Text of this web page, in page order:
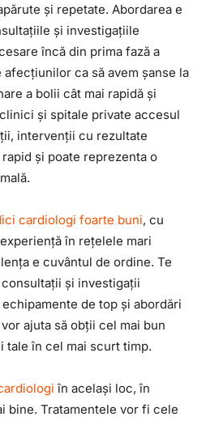
și repetate. Abordarea e
și investigațiile
încă din prima fază a
ca să avem șanse la
a bolii cât mai rapidă și
și spitale private accesul
intervenții cu rezultate
și poate reprezenta o
cardiologi foarte buni, cu
în rețelele mari
e cuvântul de ordine. Te
și investigații
de top și abordări
ajuta să obții cel mai bun
tale în cel mai scurt timp.
în același loc, în
bine. Tratamentele vor fi cele
burta, ce medic îmi recomandați?